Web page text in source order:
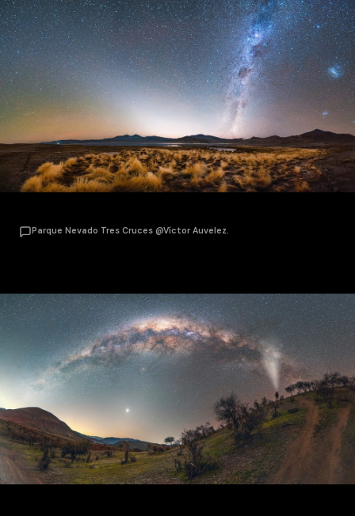
Parque Nevado Tres Cruces @Víctor Auvelez.